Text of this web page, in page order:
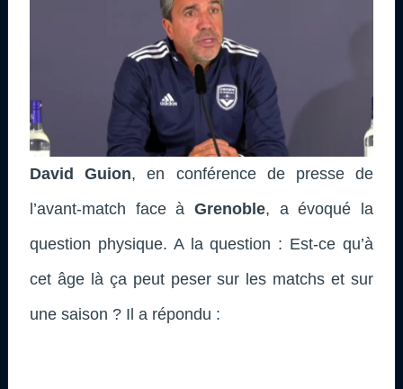
David Guion, en conférence de presse de
l’avant-match face à Grenoble, a évoqué la
question physique. A la question : Est-ce qu’à
cet âge là ça peut peser sur les matchs et sur
une saison ? Il a répondu :